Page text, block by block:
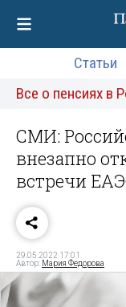
Статьи
Все о пенсиях в
СМИ:
внезапно
встречи
29.05.2022 17:01
Автор: Мария Федорова